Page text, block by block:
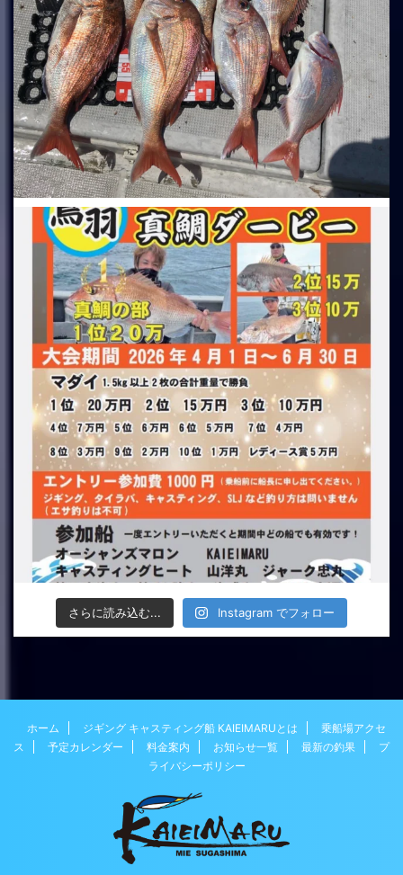
さらに読み込む... Instagram でフォロー
ホーム ジギング キャスティング船 KAIEIMARUとは
乗船場アクセ
ス
予定カレンダー 料金案内 お知らせ一覧 最新の釣果
プ
ライバシーポリシー